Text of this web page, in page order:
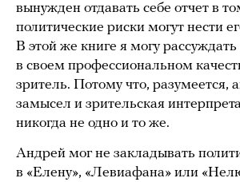
вынужден отдавать себе отчет в
политические риски могут нести
В этой же книге я могу рассуждать
в своем профессиональном
зритель. Потому что, разумеется,
замысел и зрительская
никогда не одно и то же.
Андрей мог не закладывать
в «Елену», «Левиафана» или